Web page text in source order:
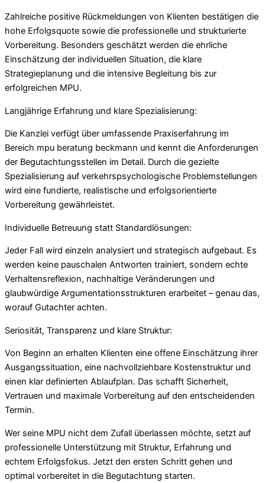
Zahlreiche positive Rückmeldungen von Klienten bestätigen die
hohe Erfolgsquote sowie die professionelle und strukturierte
Vorbereitung. Besonders geschätzt werden die ehrliche
Einschätzung der individuellen Situation, die klare
Strategieplanung und die intensive Begleitung bis zur
erfolgreichen MPU.
Langjährige Erfahrung und klare Spezialisierung:
Die Kanzlei verfügt über umfassende Praxiserfahrung im
Bereich mpu beratung beckmann und kennt die Anforderungen
der Begutachtungsstellen im Detail. Durch die gezielte
Spezialisierung auf verkehrspsychologische Problemstellungen
wird eine fundierte, realistische und erfolgsorientierte
Vorbereitung gewährleistet.
Individuelle Betreuung statt Standardlösungen:
Jeder Fall wird einzeln analysiert und strategisch aufgebaut. Es
werden keine pauschalen Antworten trainiert, sondern echte
Verhaltensreflexion, nachhaltige Veränderungen und
glaubwürdige Argumentationsstrukturen erarbeitet – genau das,
worauf Gutachter achten.
Seriosität, Transparenz und klare Struktur:
Von Beginn an erhalten Klienten eine offene Einschätzung ihrer
Ausgangssituation, eine nachvollziehbare Kostenstruktur und
einen klar definierten Ablaufplan. Das schafft Sicherheit,
Vertrauen und maximale Vorbereitung auf den entscheidenden
Termin.
Wer seine MPU nicht dem Zufall überlassen möchte, setzt auf
professionelle Unterstützung mit Struktur, Erfahrung und
echtem Erfolgsfokus. Jetzt den ersten Schritt gehen und
optimal vorbereitet in die Begutachtung starten.